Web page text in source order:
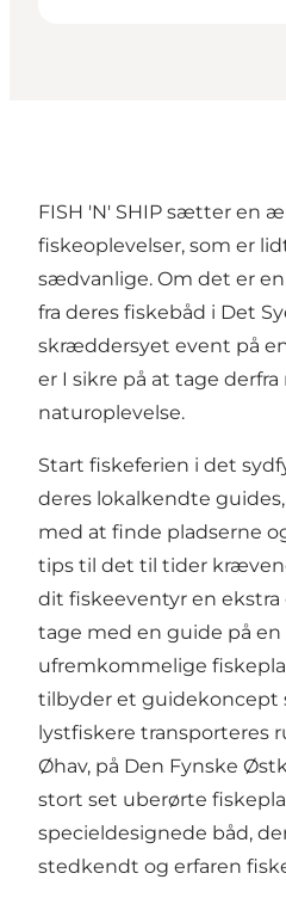
FISH 'N' SHIP sætter en
fiskeoplevelser, som er
sædvanlige. Om det er
fra deres fiskebåd i Det
skræddersyet event på
er I sikre på at tage
naturoplevelse.
Start fiskeferien i det
deres lokalkendte
med at finde pladserne
tips til det til tider
dit fiskeeventyr en
tage med en guide på en
ufremkommelige
tilbyder et guidekoncept
lystfiskere transporteres
Øhav, på Den Fynske
stort set uberørte
specieldesignede båd,
stedkendt og erfaren